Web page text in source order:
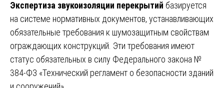
Экспертиза звукоизоляции перекрытий базируется
на системе нормативных документов, устанавливающих
обязательные требования к шумозащитным свойствам
ограждающих конструкций. Эти требования имеют
статус обязательных в силу Федерального закона №
384-ФЗ «Технический регламент о безопасности зданий